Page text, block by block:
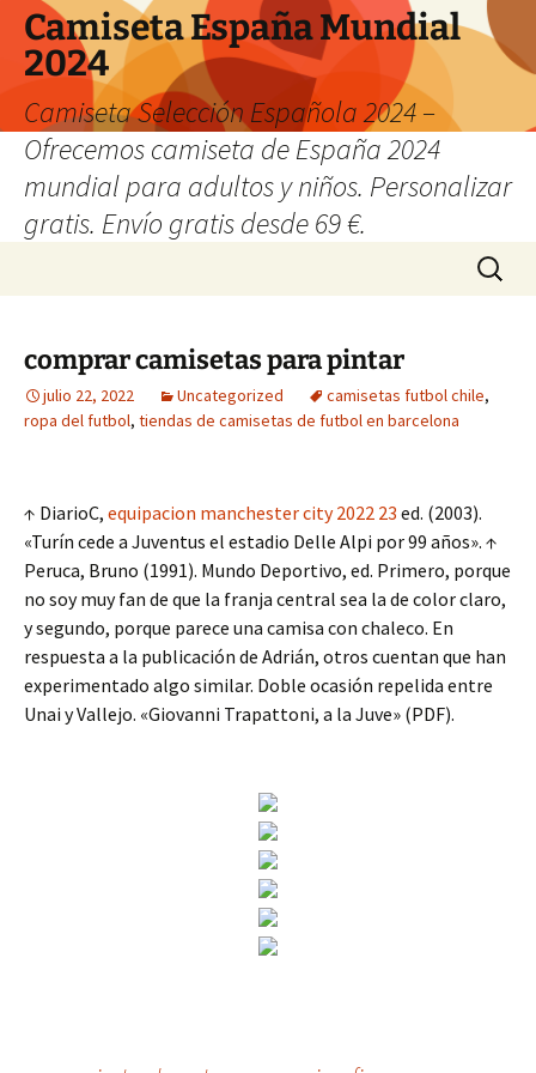
Camiseta España Mundial
2024
Camiseta Selección Española 2024 –
Ofrecemos camiseta de España 2024
mundial para adultos y niños. Personalizar
gratis. Envío gratis desde 69 €.
Buscar:
comprar camisetas para pintar
julio 22, 2022 Uncategorized camisetas futbol chile,
ropa del futbol, tiendas de camisetas de futbol en barcelona
↑ DiarioC, equipacion manchester city 2022 23 ed. (2003).
«Turín cede a Juventus el estadio Delle Alpi por 99 años». ↑
Peruca, Bruno (1991). Mundo Deportivo, ed. Primero, porque
no soy muy fan de que la franja central sea la de color claro,
y segundo, porque parece una camisa con chaleco. En
respuesta a la publicación de Adrián, otros cuentan que han
experimentado algo similar. Doble ocasión repelida entre
Unai y Vallejo. «Giovanni Trapattoni, a la Juve» (PDF).